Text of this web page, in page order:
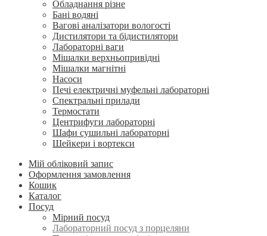
Обладнання різне
Бані водяні
Вагові аналізатори вологості
Дистилятори та бідистилятори
Лабораторні ваги
Мішалки верхньопривідні
Мішалки магнітні
Насоси
Печі електричні муфельні лабораторні
Спектральні прилади
Термостати
Центрифуги лабораторні
Шафи сушильні лабораторні
Шейкери і вортекси
Мій обліковий запис
Оформлення замовлення
Кошик
Каталог
Посуд
Мірний посуд
Лабораторний посуд з порцеляни